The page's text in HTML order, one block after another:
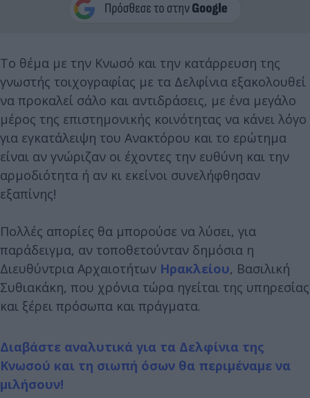
Το θέμα με την Κνωσό και την κατάρρευση της
γνωστής τοιχογραφίας με τα Δελφίνια εξακολουθεί
να προκαλεί σάλο και αντιδράσεις, με ένα μεγάλο
μέρος της επιστημονικής κοινότητας να κάνει λόγο
για εγκατάλειψη του Ανακτόρου και το ερώτημα
είναι αν γνώριζαν οι έχοντες την ευθύνη και την
αρμοδιότητα ή αν κι εκείνοι συνελήφθησαν
εξαπίνης!
Πολλές απορίες θα μπορούσε να λύσει, για
παράδειγμα, αν τοποθετούνταν δημόσια η
Διευθύντρια Αρχαιοτήτων Ηρακλείου, Βασιλική
Συθιακάκη, που χρόνια τώρα ηγείται της υπηρεσίας
και ξέρει πρόσωπα και πράγματα.
Διαβάστε αναλυτικά για τα Δελφίνια της
Κνωσού και τη σιωπή όσων θα περιμέναμε να
μιλήσουν!